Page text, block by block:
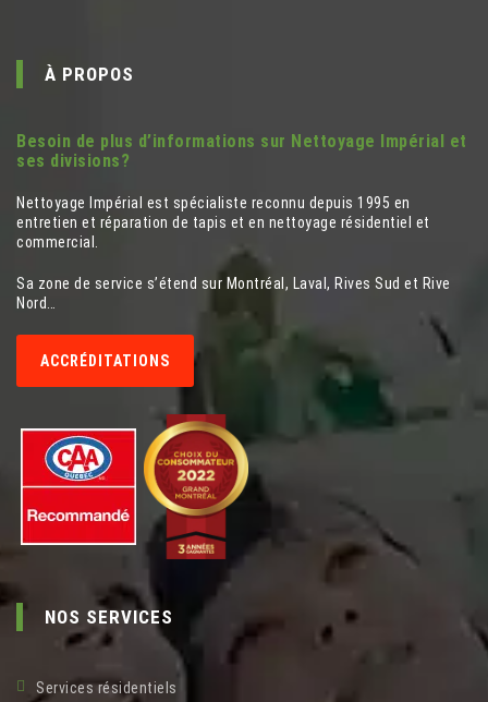
À PROPOS
Besoin de plus d’informations sur Nettoyage Impérial et
ses divisions?
Nettoyage Impérial est spécialiste reconnu depuis 1995 en
entretien et réparation de tapis et en nettoyage résidentiel et
commercial.
Sa zone de service s’étend sur Montréal, Laval, Rives Sud et Rive
Nord…
ACCRÉDITATIONS
NOS SERVICES
Services résidentiels